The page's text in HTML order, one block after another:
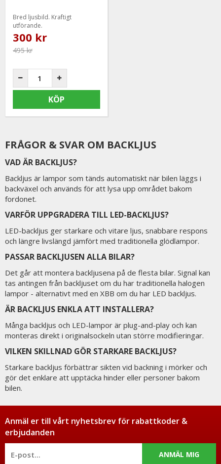
Bred ljusbild. Kraftigt
utförande.
300 kr
495 kr
KÖP
FRÅGOR & SVAR OM BACKLJUS
VAD ÄR BACKLJUS?
Backljus är lampor som tänds automatiskt när bilen läggs i
backväxel och används för att lysa upp området bakom
fordonet.
VARFÖR UPPGRADERA TILL LED-BACKLJUS?
LED-backljus ger starkare och vitare ljus, snabbare respons
och längre livslängd jämfört med traditionella glödlampor.
PASSAR BACKLJUSEN ALLA BILAR?
Det går att montera backljusena på de flesta bilar. Signal kan
tas antingen från backljuset om du har traditionella halogen
lampor - alternativt med en XBB om du har LED backljus.
ÄR BACKLJUS ENKLA ATT INSTALLERA?
Många backljus och LED-lampor är plug-and-play och kan
monteras direkt i originalsockeln utan större modifieringar.
VILKEN SKILLNAD GÖR STARKARE BACKLJUS?
Starkare backljus förbättrar sikten vid backning i mörker och
gör det enklare att upptäcka hinder eller personer bakom
bilen.
Anmäl er till vårt nyhetsbrev för rabattkoder &
erbjudanden
ANMÄL MIG